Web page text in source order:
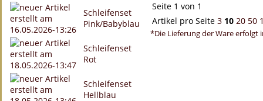
Schleifenset
Pink/Babyblau
Schleifenset
Rot
Schleifenset
Hellblau
Seite 1 von 1
Artikel pro Seite 3 10 20 50
*Die Lieferung der Ware erfolgt